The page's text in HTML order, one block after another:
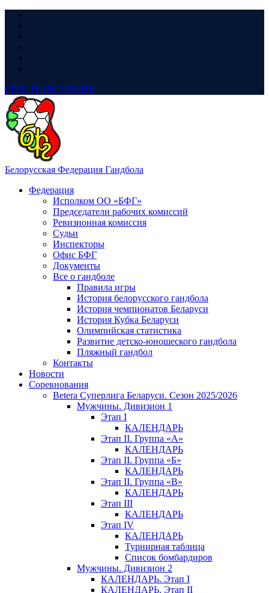
LIVE ТРАНСЛЯЦИЯ
Белорусская Федерация Гандбола
Федерация
Исполком ОО «БФГ»
Председатели рабочих комиссий
Ревизионная комиссия
Судьи
Инспекторы
Офис БФГ
Документы
Все о гандболе
Правила игры
История белорусского гандбола
История чемпионатов Беларуси
История Кубка Беларуси
Олимпийская статистика
Развитие детско-юношеского гандбола
Пляжный гандбол
Контакты
Новости
Соревнования
Betera Суперлига Беларуси. Сезон 2025/2026
Мужчины. Дивизион 1
Этап I
КАЛЕНДАРЬ
Этап II. Группа «А»
КАЛЕНДАРЬ
Этап II. Группа «Б»
КАЛЕНДАРЬ
Этап II. Группа «В»
КАЛЕНДАРЬ
Этап III
КАЛЕНДАРЬ
Этап IV
КАЛЕНДАРЬ
Турнирная таблица
Список бомбардиров
Мужчины. Дивизион 2
КАЛЕНДАРЬ. Этап I
КАЛЕНДАРЬ. Этап II